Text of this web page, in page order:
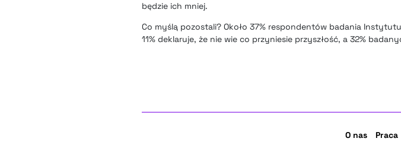
będzie ich mniej.
Co myślą pozostali? Około 37% respondentów badania
11% deklaruje, że nie wie co przyniesie przyszłość, a 32%
O nas Praca